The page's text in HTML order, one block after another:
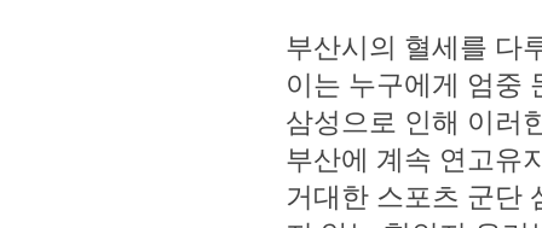
부산시의 혈세를 다
이는 누구에게 엄중
삼성으로 인해 이러
부산에 계속 연고유
거대한 스포츠 군단